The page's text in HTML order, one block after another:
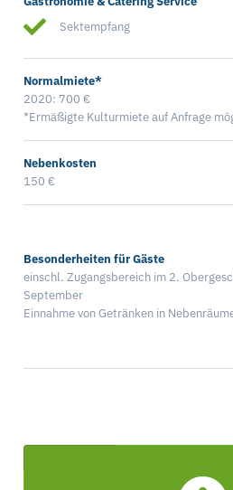
Sektempfang
Normalmiete*
2020: 700 €
*Ermäßigte Kulturmiete auf Anfrage
Nebenkosten
150 €
Besonderheiten für Gäste
einschl. Zugangsbereich im 2.
September
Einnahme von Getränken in